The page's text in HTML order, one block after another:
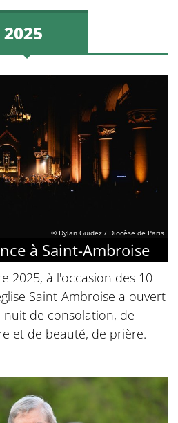
2025
© Dylan Guidez / Diocèse de Paris
à Saint-Ambroise
2025, à l'occasion des 10
Saint-Ambroise a ouvert
de consolation, de
et de beauté, de prière.